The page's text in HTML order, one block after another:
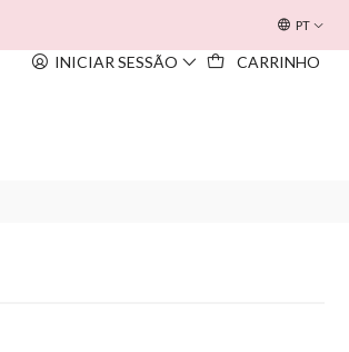
INICIAR SESSÃO CARRINHO
EM TODAS AS COMPRAS PT